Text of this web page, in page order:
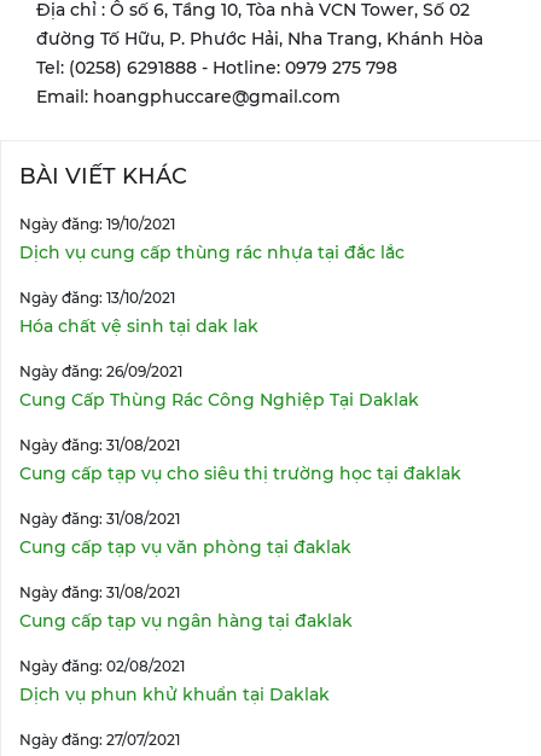
Địa chỉ : Ô số 6, Tầng 10, Tòa nhà VCN Tower, Số 02
đường Tố Hữu, P. Phước Hải, Nha Trang, Khánh Hòa
Tel: (0258) 6291888 - Hotline: 0979 275 798
Email: hoangphuccare@gmail.com
BÀI VIẾT KHÁC
Ngày đăng: 19/10/2021
Dịch vụ cung cấp thùng rác nhựa tại đắc lắc
Ngày đăng: 13/10/2021
Hóa chất vệ sinh tại dak lak
Ngày đăng: 26/09/2021
Cung Cấp Thùng Rác Công Nghiệp Tại Daklak
Ngày đăng: 31/08/2021
Cung cấp tạp vụ cho siêu thị trường học tại đaklak
Ngày đăng: 31/08/2021
Cung cấp tạp vụ văn phòng tại đaklak
Ngày đăng: 31/08/2021
Cung cấp tạp vụ ngân hàng tại đaklak
Ngày đăng: 02/08/2021
Dịch vụ phun khử khuẩn tại Daklak
Ngày đăng: 27/07/2021